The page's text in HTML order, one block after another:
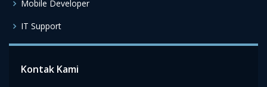
Mobile Developer
IT Support
Kontak Kami